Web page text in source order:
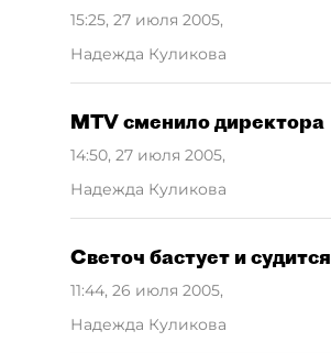
15:25, 27 июля 2005,
Надежда Куликова
MTV сменило директора
14:50, 27 июля 2005,
Надежда Куликова
Светоч бастует и судится
11:44, 26 июля 2005,
Надежда Куликова